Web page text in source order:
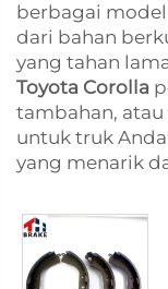
berbagai
dari bahan
yang tahan
Toyota Corolla
tambahan,
untuk truk
yang menarik